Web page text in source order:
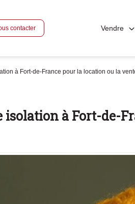
contacter Vendre
à Fort-de-France pour la location ou la
isolation à Fort-de-